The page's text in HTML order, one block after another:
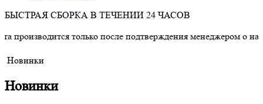
БЫСТРАЯ СБОРКА В ТЕЧЕНИИ 24 ЧАСОВ
только после подтверждения менеджером о наличии
Новинки
Новинки